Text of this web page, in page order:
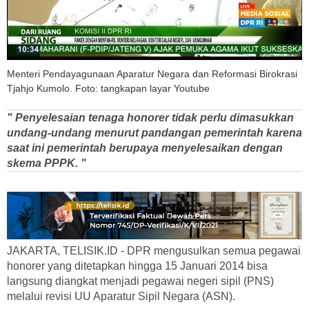
Menteri Pendayagunaan Aparatur Negara dan Reformasi Birokrasi
Tjahjo Kumolo. Foto: tangkapan layar Youtube
" Penyelesaian tenaga honorer tidak perlu dimasukkan
undang-undang menurut pandangan pemerintah karena
saat ini pemerintah berupaya menyelesaikan dengan
skema PPPK. "
JAKARTA, TELISIK.ID - DPR mengusulkan semua pegawai
honorer yang ditetapkan hingga 15 Januari 2014 bisa
langsung diangkat menjadi pegawai negeri sipil (PNS)
melalui revisi UU Aparatur Sipil Negara (ASN).